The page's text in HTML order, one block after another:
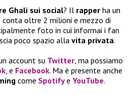
Ghali sui social? Il rapper ha un
conta oltre 2 milioni e mezzo di
foto in cui informai i fan
poco spazio alla vita privata.
account su Twitter, ma possiamo
, e Facebook. Ma è presente anche
come Spotifye YouTube.